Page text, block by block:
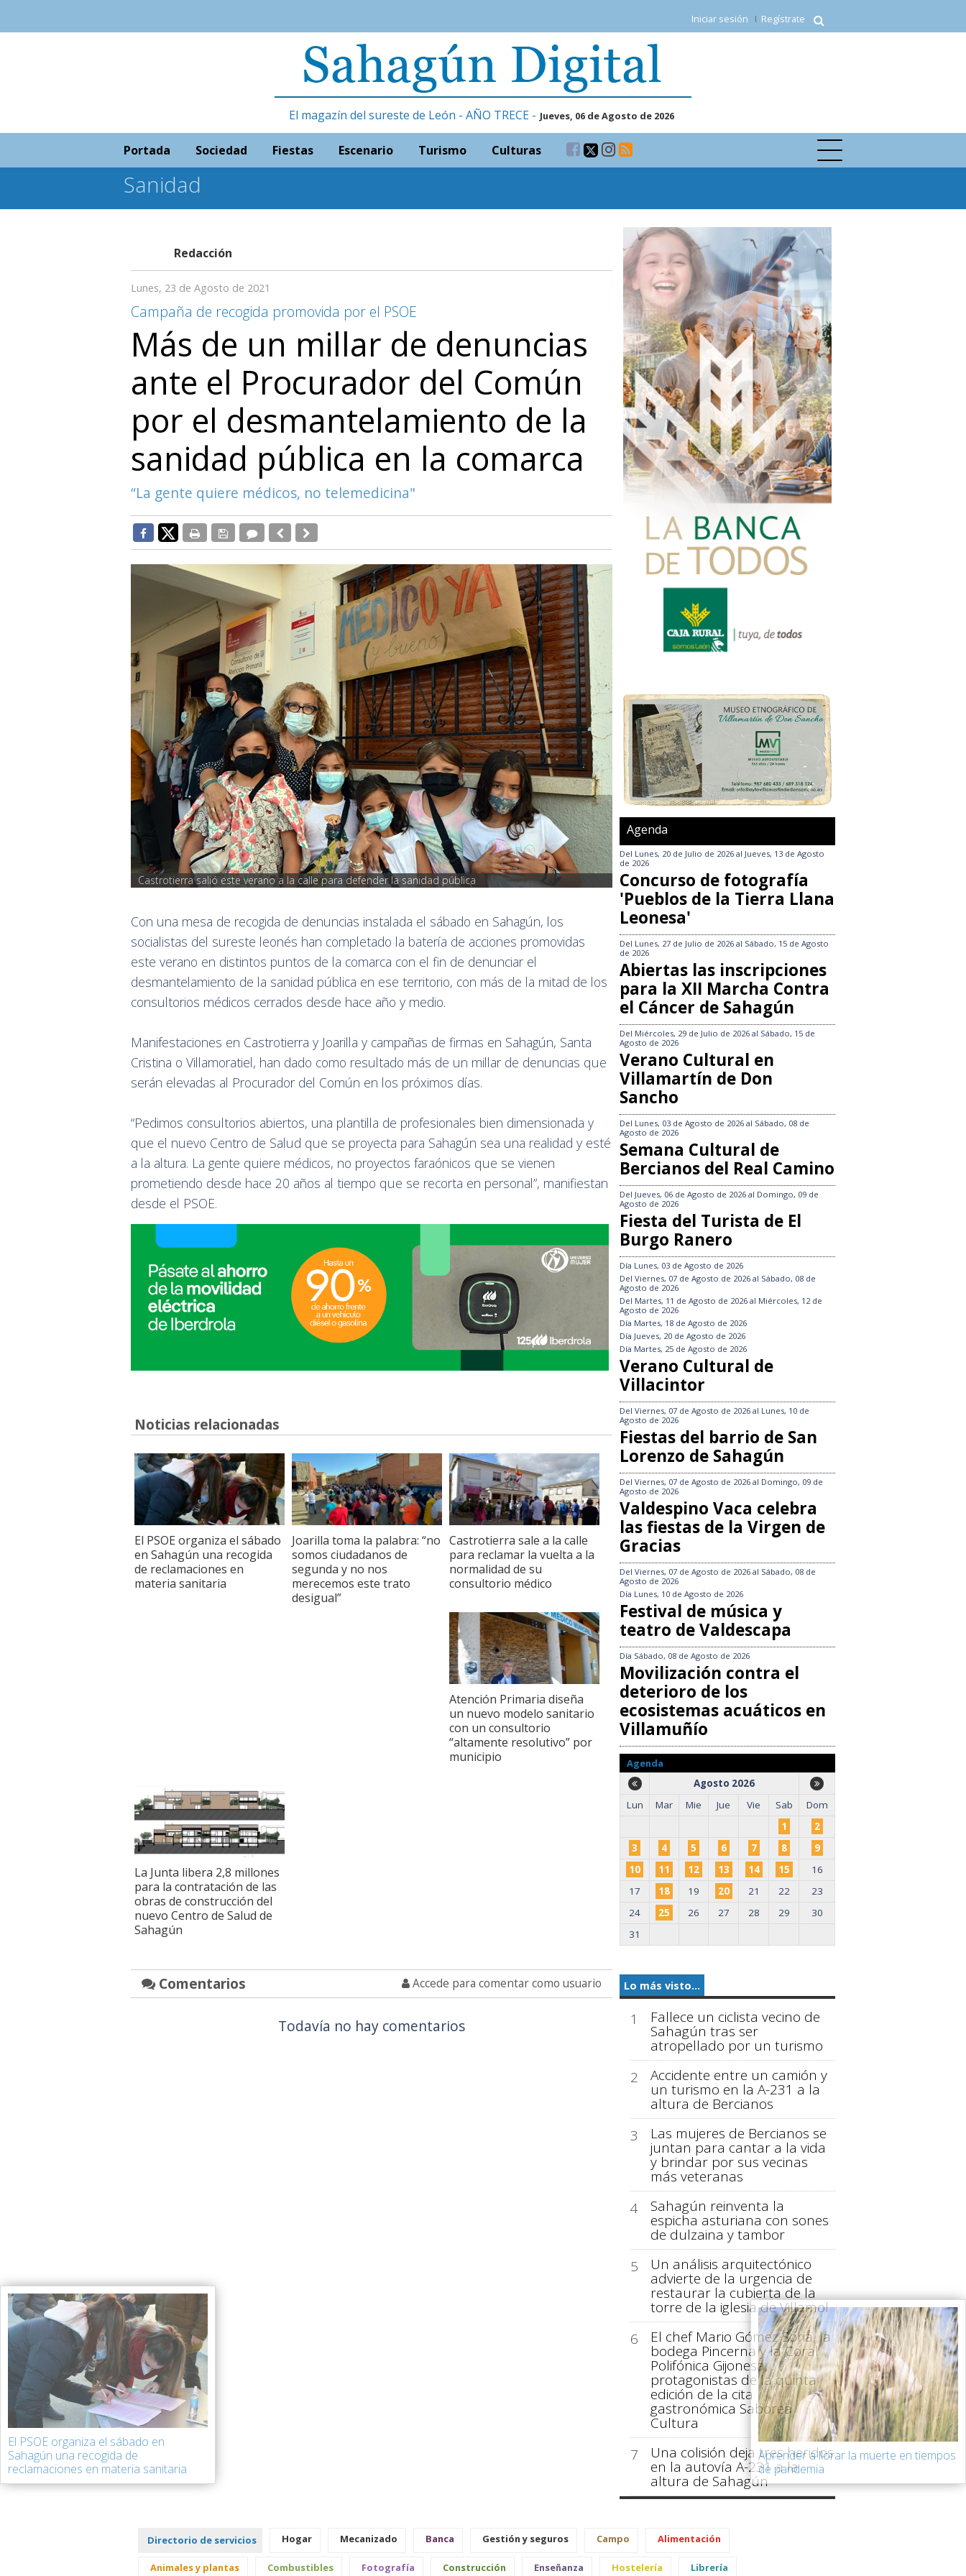
Iniciar sesión Regístrate
El magazín del sureste de León - AÑO TRECE - Jueves, 06 de Agosto de 2026
Portada Sociedad Fiestas Escenario Turismo Culturas
Sanidad
Redacción
Lunes, 23 de Agosto de 2021
Campaña de recogida promovida por el PSOE
Más de un millar de denuncias
ante el Procurador del Común
por el desmantelamiento de la
sanidad pública en la comarca
“La gente quiere médicos, no telemedicina"
Castrotierra salió este verano a la calle para defender la sanidad pública
Con una mesa de recogida de denuncias instalada el sábado en Sahagún, los
socialistas del sureste leonés han completado la batería de acciones promovidas
este verano en distintos puntos de la comarca con el fin de denunciar el
desmantelamiento de la sanidad pública en ese territorio, con más de la mitad de los
consultorios médicos cerrados desde hace año y medio.
Manifestaciones en Castrotierra y Joarilla y campañas de firmas en Sahagún, Santa
Cristina o Villamoratiel, han dado como resultado más de un millar de denuncias que
serán elevadas al Procurador del Común en los próximos días.
“Pedimos consultorios abiertos, una plantilla de profesionales bien dimensionada y
que el nuevo Centro de Salud que se proyecta para Sahagún sea una realidad y esté
a la altura. La gente quiere médicos, no proyectos faraónicos que se vienen
prometiendo desde hace 20 años al tiempo que se recorta en personal”, manifiestan
desde el PSOE.
Noticias relacionadas
El PSOE organiza el sábado
en Sahagún una recogida
de reclamaciones en
materia sanitaria
Joarilla toma la palabra: “no
somos ciudadanos de
segunda y no nos
merecemos este trato
desigual”
Castrotierra sale a la calle
para reclamar la vuelta a la
normalidad de su
consultorio médico
Atención Primaria diseña
un nuevo modelo sanitario
con un consultorio
“altamente resolutivo” por
municipio
La Junta libera 2,8 millones
para la contratación de las
obras de construcción del
nuevo Centro de Salud de
Sahagún
Comentarios Accede para comentar como usuario
Todavía no hay comentarios
Agenda
Del Lunes, 20 de Julio de 2026 al Jueves, 13 de Agosto
de 2026
Concurso de fotografía
'Pueblos de la Tierra Llana
Leonesa'
Del Lunes, 27 de Julio de 2026 al Sábado, 15 de Agosto
de 2026
Abiertas las inscripciones
para la XII Marcha Contra
el Cáncer de Sahagún
Del Miércoles, 29 de Julio de 2026 al Sábado, 15 de
Agosto de 2026
Verano Cultural en
Villamartín de Don
Sancho
Del Lunes, 03 de Agosto de 2026 al Sábado, 08 de
Agosto de 2026
Semana Cultural de
Bercianos del Real Camino
Del Jueves, 06 de Agosto de 2026 al Domingo, 09 de
Agosto de 2026
Fiesta del Turista de El
Burgo Ranero
Día Lunes, 03 de Agosto de 2026
Del Viernes, 07 de Agosto de 2026 al Sábado, 08 de
Agosto de 2026
Del Martes, 11 de Agosto de 2026 al Miércoles, 12 de
Agosto de 2026
Día Martes, 18 de Agosto de 2026
Día Jueves, 20 de Agosto de 2026
Día Martes, 25 de Agosto de 2026
Verano Cultural de
Villacintor
Del Viernes, 07 de Agosto de 2026 al Lunes, 10 de
Agosto de 2026
Fiestas del barrio de San
Lorenzo de Sahagún
Del Viernes, 07 de Agosto de 2026 al Domingo, 09 de
Agosto de 2026
Valdespino Vaca celebra
las fiestas de la Virgen de
Gracias
Del Viernes, 07 de Agosto de 2026 al Sábado, 08 de
Agosto de 2026
Día Lunes, 10 de Agosto de 2026
Festival de música y
teatro de Valdescapa
Día Sábado, 08 de Agosto de 2026
Movilización contra el
deterioro de los
ecosistemas acuáticos en
Villamuñío
Agenda
Agosto 2026
Lun
Mar Mie Jue Vie Sab
Dom
1
2
3
4 5 6 7 8
9
10
11 12 13 14 15
16
17
18 19 20 21 22
23
24
25 26 27 28 29
30
31
Lo más visto...
1 Fallece un ciclista vecino de
Sahagún tras ser
atropellado por un turismo
2
Accidente entre un camión y
un turismo en la A-231 a la
altura de Bercianos
3
Las mujeres de Bercianos se
juntan para cantar a la vida
y brindar por sus vecinas
más veteranas
4
Sahagún reinventa la
espicha asturiana con sones
de dulzaina y tambor
5
Un análisis arquitectónico
advierte de la urgencia de
restaurar la cubierta de la
torre de la iglesia de Villamol
6
El chef Mario Gómez Soria, la
bodega Pincerna y la Coral
Polifónica Gijonesa,
protagonistas de la quinta
edición de la cita
gastronómica Saborea
Cultura
7
Una colisión deja tres heridos
en la autovía A-231 a la
altura de Sahagún
El PSOE organiza el sábado en
Sahagún una recogida de
reclamaciones en materia sanitaria
Aprender a llorar la muerte en tiempos
de pandemia
Directorio de servicios Hogar Mecanizado Banca Gestión y seguros Campo Alimentación
Animales y plantas Combustibles Fotografía Construcción Enseñanza Hostelería Librería